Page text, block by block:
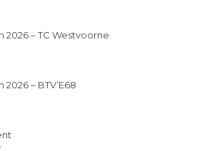
2026 – TC Westvoorne
– BTV’E68